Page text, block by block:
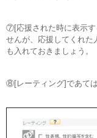
⑦[応援された時に表示す
せんが、応援してくれた
も入れておきましょう。
⑧[レーティング]であて